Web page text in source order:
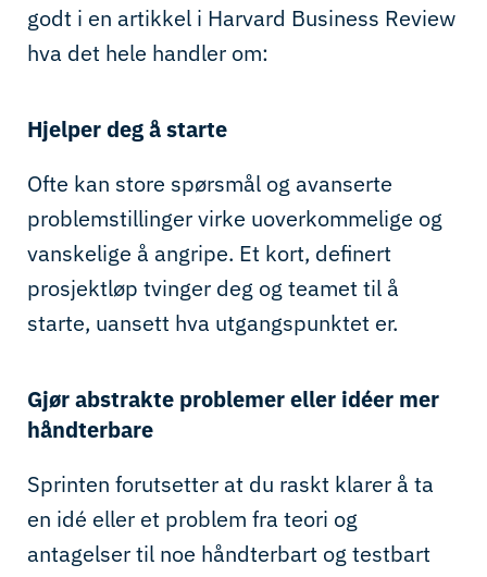
godt i en artikkel i Harvard Business Review
hva det hele handler om:
Hjelper deg å starte
Ofte kan store spørsmål og avanserte
problemstillinger virke uoverkommelige og
vanskelige å angripe. Et kort, definert
prosjektløp tvinger deg og teamet til å
starte, uansett hva utgangspunktet er.
Gjør abstrakte problemer eller idéer mer
håndterbare
Sprinten forutsetter at du raskt klarer å ta
en idé eller et problem fra teori og
antagelser til noe håndterbart og testbart